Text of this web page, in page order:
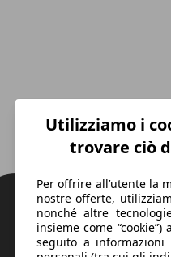
Utilizziamo i
trovare ciò
Per offrire all’utente la
nostre offerte,
nonché altre
insieme come
seguito a